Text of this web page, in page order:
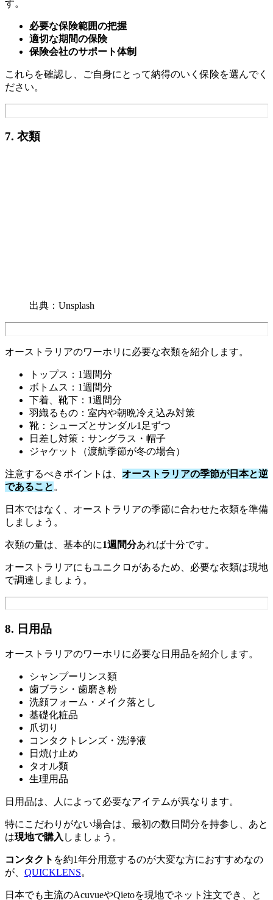
す。
必要な保険範囲の把握
適切な期間の保険
保険会社のサポート体制
これらを確認し、ご自身にとって納得のいく保険を選んでく
ださい。
7. 衣類
出典：Unsplash
オーストラリアのワーホリに必要な衣類を紹介します。
トップス：1週間分
ボトムス：1週間分
下着、靴下：1週間分
羽織るもの：室内や朝晩冷え込み対策
靴：シューズとサンダル1足ずつ
日差し対策：サングラス・帽子
ジャケット（渡航季節が冬の場合）
注意するべきポイントは、 オーストラリアの季節が日本と逆
であること 。
日本ではなく、オーストラリアの季節に合わせた衣類を準備
しましょう。
衣類の量は、基本的に1週間分あれば十分です。
オーストラリアにもユニクロがあるため、必要な衣類は現地
で調達しましょう。
8. 日用品
オーストラリアのワーホリに必要な日用品を紹介します。
シャンプーリンス類
歯ブラシ・歯磨き粉
洗顔フォーム・メイク落とし
基礎化粧品
爪切り
コンタクトレンズ・洗浄液
日焼け止め
タオル類
生理用品
日用品は、人によって必要なアイテムが異なります。
特にこだわりがない場合は、最初の数日間分を持参し、あと
は現地で購入 しましょう。
コンタクト を約1年分用意するのが大変な方におすすめなの
が、 QUICKLENS。
日本でも主流のAcuvueやQietoを現地でネット注文でき、と